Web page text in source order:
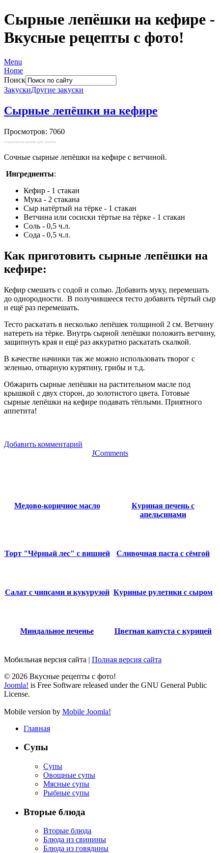
Сырные лепёшки на кефире -
Вкусные рецепты с фото!
Menu
Home
Поиск
ЗакускиДругие закуски
Сырные лепёшки на кефире
Просмотров: 7060
Социальные кнопки для Joomla
Сочные сырные лепёшки на кефире с ветчиной.
Ингредиенты:
Кефир - 1 стакан
Мука - 2 стакана
Сыр натёртый на тёрке - 1 стакан
Ветчина или сосиски тёртые на тёрке - 1 стакан
Соль - 0,5 ч.л.
Сода - 0,5 ч.л.
Как приготовить сырные лепёшки на
кефире:
Кефир смешать с содой и солью. Добавить муку, перемешать
до однородности. В получившееся тесто добавить тёртый сыр
и ещё раз перемешать.
Тесто раскатать в несколько лепёшек толщиной 2 см. Ветчину
натереть на тёрке. Внутрь сырной лепёшки положить ветчину,
защипнуть края и ещё раз аккуратно раскатать скалкой.
В качестве начинки так же можно использовать творог с
зеленью, отварную курятину, грибы и т.д.
Обжарить сырные лепёшки на растительном масле под
крышкой с двух сторон, до золотистого цвета. Готовые
сырные лепёшки на кефире подавать тёплыми. Приятного
аппетита!
Добавить комментарий
JComments
Медово-коричное масло
Куриная печень с
апельсинами
Торт "Чёрный лес" с вишней Сливочная паста с сёмгой
Салат с чипсами и кукурузой Куриные рулетики с сыром
Миндальное печенье Цветная капуста с курицей
Мобильная версия сайта | Полная версия сайта
© 2026 Вкусные рецепты с фото!
Joomla! is Free Software released under the GNU General Public
License.
Mobile version by Mobile Joomla!
Главная
Супы
Супы
Овощные супы
Мясные супы
Рыбные супы
Вторые блюда
Вторые блюда
Блюда из свинины
Блюда из говядины